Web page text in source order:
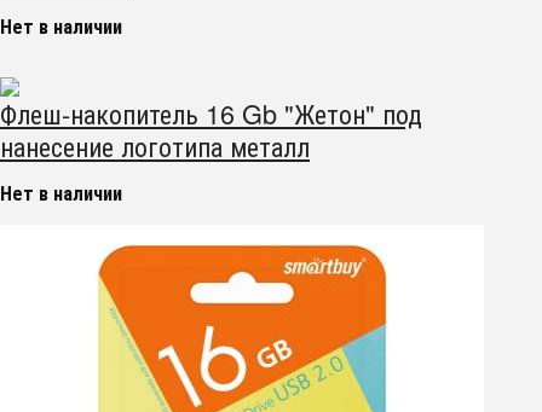
Нет в наличии
Флеш-накопитель 16 Gb "Жетон" под
нанесение логотипа металл
Нет в наличии